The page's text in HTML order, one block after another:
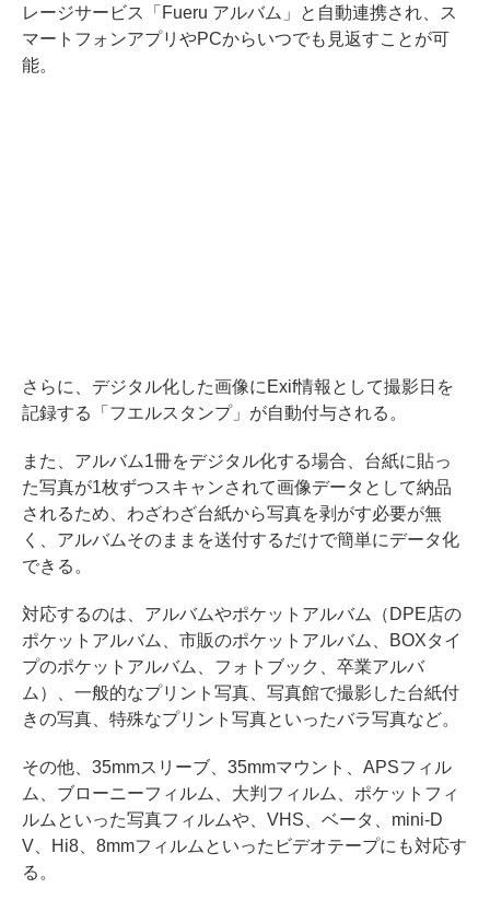
レージサービス「Fueru アルバム」と自動連携され、ス
マートフォンアプリやPCからいつでも見返すことが可
能。
さらに、デジタル化した画像にExif情報として撮影日を
記録する「フエルスタンプ」が自動付与される。
また、アルバム1冊をデジタル化する場合、台紙に貼っ
た写真が1枚ずつスキャンされて画像データとして納品
されるため、わざわざ台紙から写真を剥がす必要が無
く、アルバムそのままを送付するだけで簡単にデータ化
できる。
対応するのは、アルバムやポケットアルバム（DPE店の
ポケットアルバム、市販のポケットアルバム、BOXタイ
プのポケットアルバム、フォトブック、卒業アルバ
ム）、一般的なプリント写真、写真館で撮影した台紙付
きの写真、特殊なプリント写真といったバラ写真など。
その他、35mmスリーブ、35mmマウント、APSフィル
ム、ブローニーフィルム、大判フィルム、ポケットフィ
ルムといった写真フィルムや、VHS、ベータ、mini-D
V、Hi8、8mmフィルムといったビデオテープにも対応す
る。